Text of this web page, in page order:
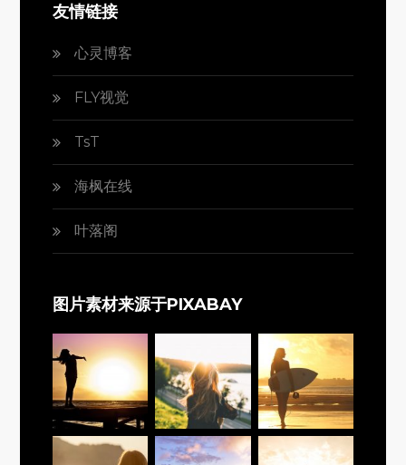
友情链接
心灵博客
FLY视觉
TsT
海枫在线
叶落阁
图片素材来源于PIXABAY